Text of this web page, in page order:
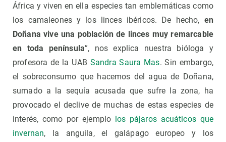
África y viven en ella especies tan emblemáticas como
los camaleones y los linces ibéricos. De hecho, en
Doñana vive una población de linces muy remarcable
en toda península”, nos explica nuestra bióloga y
profesora de la UAB Sandra Saura Mas. Sin embargo,
el sobreconsumo que hacemos del agua de Doñana,
sumado a la sequía acusada que sufre la zona, ha
provocado el declive de muchas de estas especies de
interés, como por ejemplo los pájaros acuáticos que
invernan, la anguila, el galápago europeo y los